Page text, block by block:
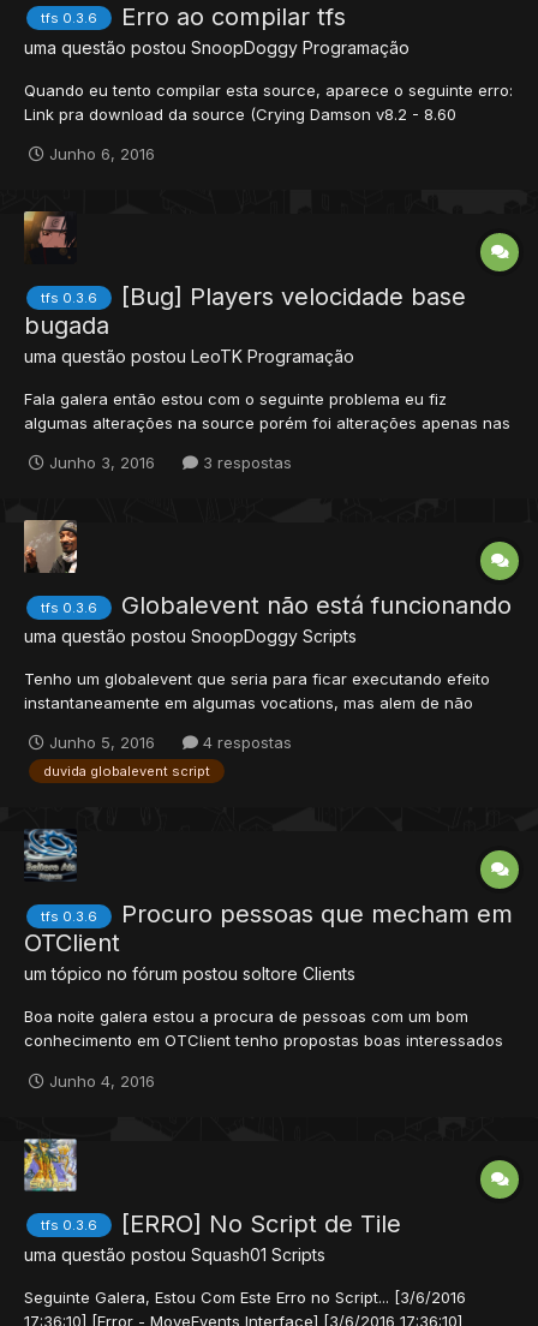
tfs 0.3.6 Erro ao compilar tfs
uma questão postou SnoopDoggy Programação
Quando eu tento compilar esta source, aparece o seguinte erro:
Link pra download da source (Crying Damson v8.2 - 8.60
https://www.virustotal.com...
Junho 6, 2016
tfs 0.3.6
[Bug] Players velocidade base
bugada
uma questão postou LeoTK Programação
Fala galera então estou com o seguinte problema eu fiz
algumas alterações na source porém foi alterações apenas nas
machado,espada,kunai,fast,distancia,pesca e adicionei as skills
Junho 3, 2016 3 respostas
tfs 0.3.6 Globalevent não está funcionando
uma questão postou SnoopDoggy Scripts
Tenho um globalevent que seria para ficar executando efeito
instantaneamente em algumas vocations, mas alem de não
CryingDamson v8 -8.6 E estes são os scripts: playereffect.lua...
Junho 5, 2016 4 respostas
duvida globalevent script
tfs 0.3.6
Procuro pessoas que mecham em
OTClient
um tópico no fórum postou soltore Clients
Boa noite galera estou a procura de pessoas com um bom
conhecimento em OTClient tenho propostas boas interessados
Junho 4, 2016
tfs 0.3.6 [ERRO] No Script de Tile
uma questão postou Squash01 Scripts
Seguinte Galera, Estou Com Este Erro no Script... [3/6/2016
17:36:10] [Error - MoveEvents Interface] [3/6/2016 17:36:10]